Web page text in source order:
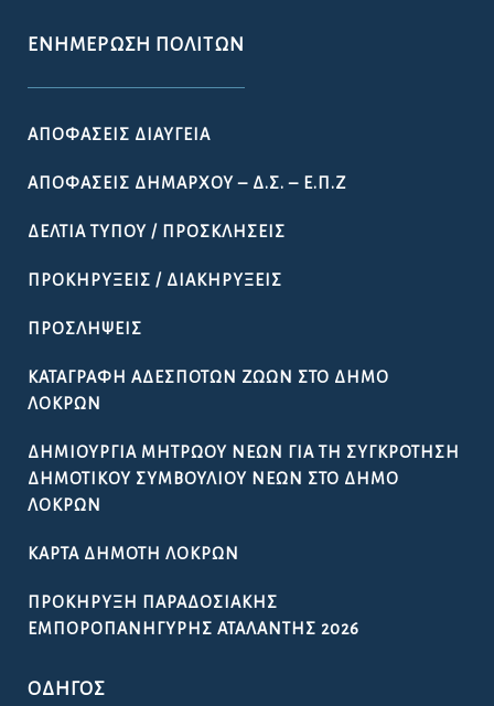
ΕΝΗΜΈΡΩΣΗ ΠΟΛΙΤΏΝ
ΑΠΟΦΆΣΕΙΣ ΔΙΑΎΓΕΙΑ
ΑΠΟΦΆΣΕΙΣ ΔΗΜΆΡΧΟΥ – Δ.Σ. – Ε.Π.Ζ
ΔΕΛΤΊΑ ΤΎΠΟΥ / ΠΡΟΣΚΛΉΣΕΙΣ
ΠΡΟΚΗΡΎΞΕΙΣ / ΔΙΑΚΗΡΎΞΕΙΣ
ΠΡΟΣΛΉΨΕΙΣ
ΚΑΤΑΓΡΑΦΉ ΑΔΈΣΠΟΤΩΝ ΖΏΩΝ ΣΤΟ ΔΉΜΟ
ΛΟΚΡΏΝ
ΔΗΜΙΟΥΡΓΊΑ ΜΗΤΡΏΟΥ ΝΈΩΝ ΓΙΑ ΤΗ ΣΥΓΚΡΌΤΗΣΗ
ΔΗΜΟΤΙΚΟΎ ΣΥΜΒΟΥΛΊΟΥ ΝΈΩΝ ΣΤΟ ΔΉΜΟ
ΛΟΚΡΏΝ
ΚΆΡΤΑ ΔΗΜΌΤΗ ΛΟΚΡΏΝ
ΠΡΟΚΉΡΥΞΗ ΠΑΡΑΔΟΣΙΑΚΉΣ
ΕΜΠΟΡΟΠΑΝΉΓΥΡΗΣ ΑΤΑΛΆΝΤΗΣ 2026
ΟΔΗΓΌΣ